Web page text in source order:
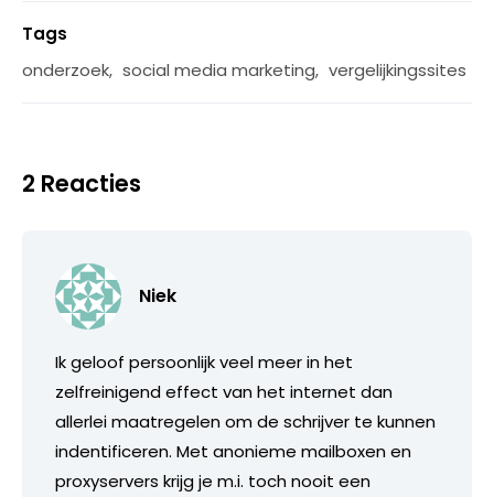
Tags
onderzoek, social media marketing, vergelijkingssites
2 Reacties
Niek
Ik geloof persoonlijk veel meer in het
zelfreinigend effect van het internet dan
allerlei maatregelen om de schrijver te kunnen
indentificeren. Met anonieme mailboxen en
proxyservers krijg je m.i. toch nooit een